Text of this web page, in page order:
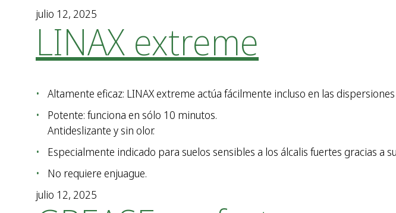
julio 12, 2025
LINAX extreme
Altamente eficaz: LINAX extreme actúa fácilmente incluso en las
Potente: funciona en sólo 10 minutos.
Antideslizante y sin olor.
Especialmente indicado para suelos sensibles a los álcalis fuertes gracias a
No requiere enjuague.
julio 12, 2025